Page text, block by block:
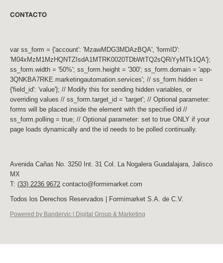
CONTACTO
var ss_form = {'account': 'MzawMDG3MDAzBQA', 'formID':
'M04xMzM1MzHQNTZIsdA1MTRK0020TDbWtTQ2sQRiYyMTk1QA'};
ss_form.width = '50%'; ss_form.height = '300'; ss_form.domain = 'app-
3QNKBA7RKE.marketingautomation.services'; // ss_form.hidden =
{'field_id': 'value'}; // Modify this for sending hidden variables, or
overriding values // ss_form.target_id = 'target'; // Optional parameter:
forms will be placed inside the element with the specified id //
ss_form.polling = true; // Optional parameter: set to true ONLY if your
page loads dynamically and the id needs to be polled continually.
Avenida Cañas No. 3250 Int. 31 Col. La Nogalera Guadalajara, Jalisco
MX
T: (33) 2236 9672 contacto@formimarket.com
Todos los Derechos Reservados | Formimarket S.A. de C.V.
Powered by Bandervic | Digital Group & Marketing